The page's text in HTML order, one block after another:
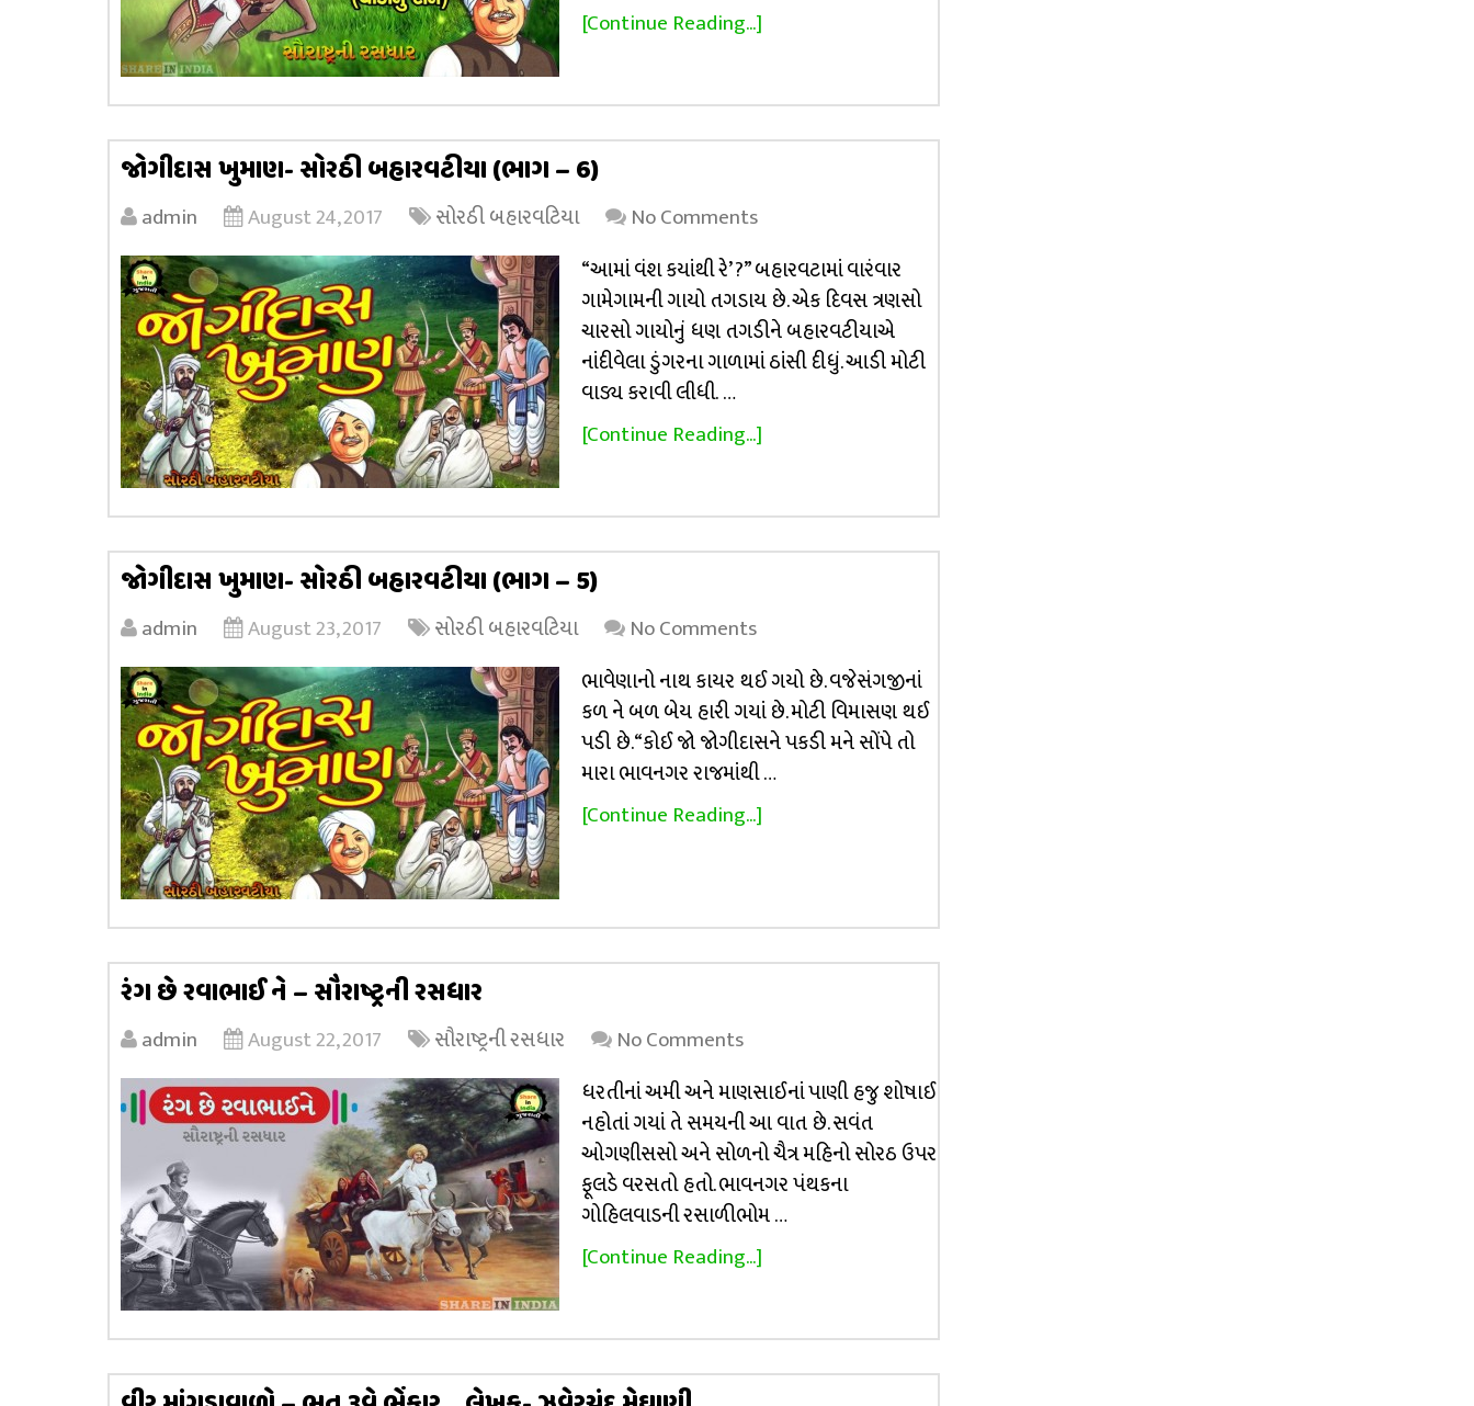
[Continue Reading...]
જોગીદાસ ખુમાણ- સોરઠી બહારવટીયા (ભાગ – 6)
admin August 24, 2017 સોરઠી બહારવટિયા
No Comments
“આમાં વંશ કયાંથી રે’ ?” બહારવટામાં વારંવાર
ગામેગામની ગાયો તગડાય છે. એક દિવસ ત્રણસો
ચારસો ગાયોનું ધણ તગડીને બહારવટીયાએ
નાંદીવેલા ડુંગરના ગાળામાં ઠાંસી દીધું. આડી મોટી
વાડ્ય કરાવી લીધી. …
[Continue Reading...]
જોગીદાસ ખુમાણ- સોરઠી બહારવટીયા (ભાગ – 5)
admin August 23, 2017 સોરઠી બહારવટિયા
No Comments
ભાવેણાનો નાથ કાયર થઈ ગયો છે. વજેસંગજીનાં
કળ ને બળ બેય હારી ગયાં છે. મોટી વિમાસણ થઈ
પડી છે. “કોઈ જો જોગીદાસને પકડી મને સોંપે તો
મારા ભાવનગર રાજમાંથી …
[Continue Reading...]
રંગ છે રવાભાઈ ને – સૌરાષ્ટ્રની રસધાર
admin August 22, 2017 સૌરાષ્ટ્રની રસધાર
No Comments
ધરતીનાં અમી અને માણસાઈનાં પાણી હજુ શોષાઈ
નહોતાં ગયાં તે સમયની આ વાત છે. સવંત
ઓગણીસસો અને સોળનો ચૈત્ર મહિનો સોરઠ ઉપર
ફૂલડે વરસતો હતો. ભાવનગર પંથકના
ગોહિલવાડની રસાળીભોમ …
[Continue Reading...]